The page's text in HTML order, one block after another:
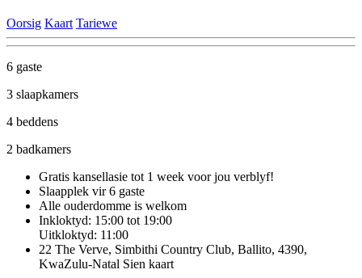
Oorsig Kaart Tariewe
6 gaste
3 slaapkamers
4 beddens
2 badkamers
Gratis kansellasie tot 1 week voor jou verblyf!
Slaapplek vir 6 gaste
Alle ouderdomme is welkom
Inkloktyd: 15:00 tot 19:00
Uitkloktyd: 11:00
22 The Verve, Simbithi Country Club, Ballito, 4390,
KwaZulu-Natal Sien kaart